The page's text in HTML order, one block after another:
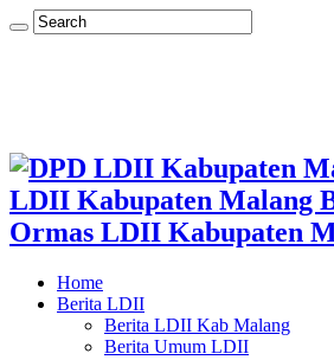
LDII Kabupaten Malang
Ormas LDII Kabupaten
Home
Berita LDII
Berita LDII Kab Malang
Berita Umum LDII